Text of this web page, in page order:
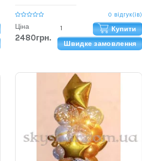
0 відгук(ів)
Ціна
2480грн.
Купити
Швидке замовлення